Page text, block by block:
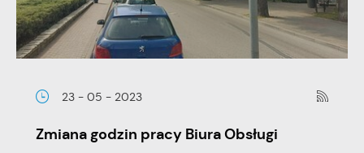
23 - 05 - 2023
Zmiana godzin pracy Biura Obsługi